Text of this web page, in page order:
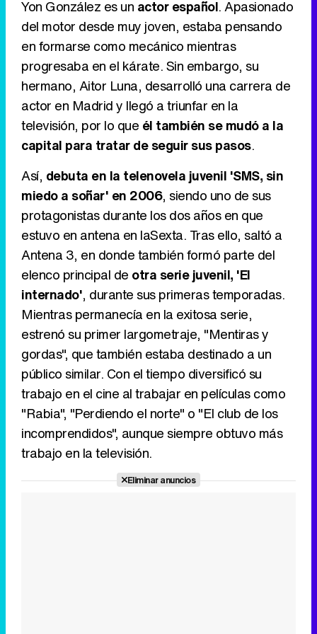
Tráiler en catalán de 'Ravalear', la nueva serie de HBO Max sobre los fondos buitre
Canción ganadora de Eurovisión 2026: DARA con "Bangaranga" por Bulgaria
Yon González es un actor español. Apasionado
del motor desde muy joven, estaba pensando
en formarse como mecánico mientras
progresaba en el kárate. Sin embargo, su
hermano, Aitor Luna, desarrolló una carrera de
actor en Madrid y llegó a triunfar en la
televisión, por lo que él también se mudó a la
capital para tratar de seguir sus pasos.
Así, debuta en la telenovela juvenil 'SMS, sin
miedo a soñar' en 2006, siendo uno de sus
protagonistas durante los dos años en que
estuvo en antena en laSexta. Tras ello, saltó a
Antena 3, en donde también formó parte del
elenco principal de otra serie juvenil, 'El
internado', durante sus primeras temporadas.
Mientras permanecía en la exitosa serie,
estrenó su primer largometraje, "Mentiras y
gordas", que también estaba destinado a un
público similar. Con el tiempo diversificó su
trabajo en el cine al trabajar en películas como
"Rabia", "Perdiendo el norte" o "El club de los
incomprendidos", aunque siempre obtuvo más
trabajo en la televisión.
Eliminar anuncios